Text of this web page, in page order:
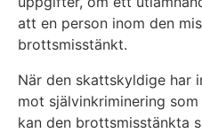
att en person inom den
brottsmisstänkt.
När den skattskyldige har
mot självinkriminering
kan den brottsmisstänkta